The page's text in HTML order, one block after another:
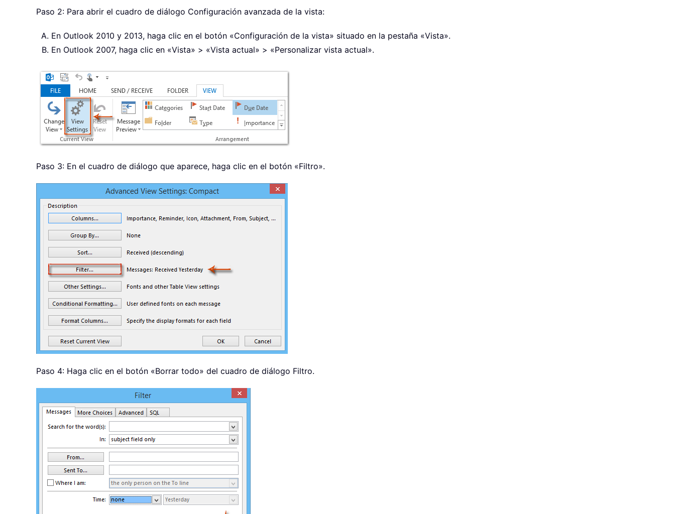
Paso 2: Para abrir el cuadro de diálogo Configuración avanzada de la vista:
En Outlook 2010 y 2013, haga clic en el botón «Configuración de la vista» situado en la pestaña «Vista».
En Outlook 2007, haga clic en «Vista» > «Vista actual» > «Personalizar vista actual».
Paso 3: En el cuadro de diálogo que aparece, haga clic en el botón «Filtro».
Paso 4: Haga clic en el botón «Borrar todo» del cuadro de diálogo Filtro.